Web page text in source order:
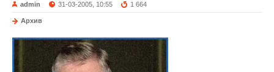
admin 31-03-2005, 10:55 1 664
Архив